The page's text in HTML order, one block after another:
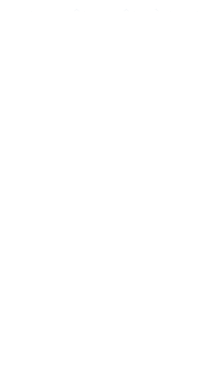
par une promesse :